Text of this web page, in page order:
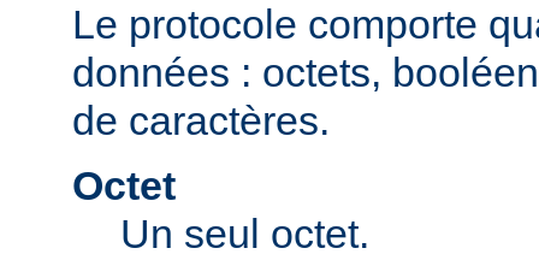
Le protocole comporte
données : octets,
de caractères.
Octet
Un seul octet.